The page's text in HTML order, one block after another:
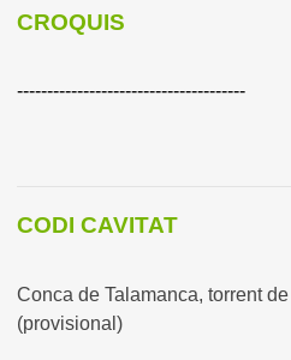
CROQUIS
--------------------------------------
CODI CAVITAT
Conca de Talamanca, torrent
(provisional)